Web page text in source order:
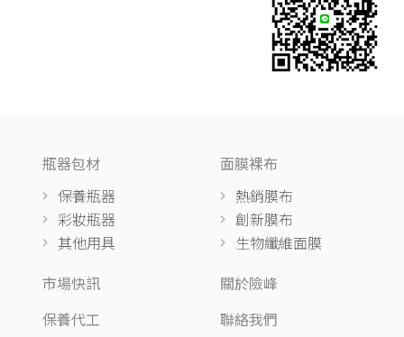
瓶器包材
保養瓶器
彩妝瓶器
其他用具
面膜裸布
熱銷膜布
創新膜布
生物纖維面膜
市場快訊
保養代工
關於險峰
聯絡我們